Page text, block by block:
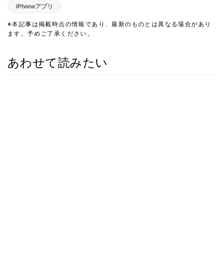
iPhoneアプリ
※本記事は掲載時点の情報であり、最新のものとは異なる場合があり
ます。予めご了承ください。
あわせて読みたい